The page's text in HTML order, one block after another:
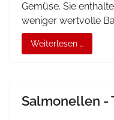
Gemüse. Sie
weniger wertvolle
Weiterlesen …
Salmonellen -